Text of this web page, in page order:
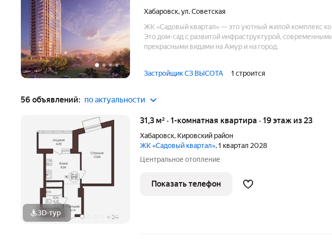
Хабаровск,ул. Советская
ЖК «Садовый квартал» — это уютный жилой комплекс
Это дом-сад с развитой инфраструктурой,
прекрасными видами на Амур и на город.
Застройщик СЗ ВЫСОТА 1 строится
56 объявлений: по актуальности
3D-тур + 24
31,3 м² · 1-комнатная квартира · 19 этаж из 23
Хабаровск, Кировский район
ЖК «Садовый квартал», 1 квартал 2028
Центральное отопление
Показать телефон